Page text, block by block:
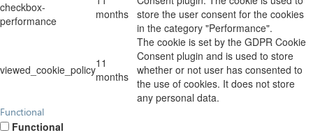
checkbox-
performance
months store the user consent for the cookies
in the category "Performance".
viewed_cookie_policy11
months
The cookie is set by the GDPR Cookie
Consent plugin and is used to store
whether or not user has consented to
the use of cookies. It does not store
any personal data.
Functional
Functional